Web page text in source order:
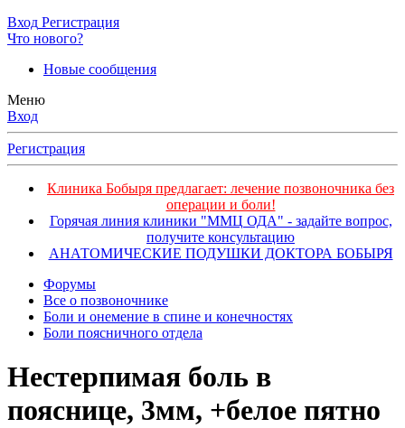
Вход Регистрация
Что нового?
Новые сообщения
Меню
Вход
Регистрация
Клиника Бобыря предлагает: лечение позвоночника без
операции и боли!
Горячая линия клиники "ММЦ ОДА" - задайте вопрос,
получите консультацию
АНАТОМИЧЕСКИЕ ПОДУШКИ ДОКТОРА БОБЫРЯ
Форумы
Все о позвоночнике
Боли и онемение в спине и конечностях
Боли поясничного отдела
Нестерпимая боль в
пояснице, 3мм, +белое пятно